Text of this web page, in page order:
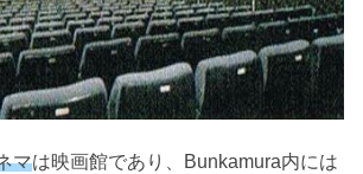
マは映画館であり、Bunkamura内には